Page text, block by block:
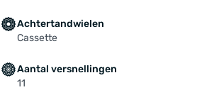
Achtertandwielen
Cassette
Aantal versnellingen
11